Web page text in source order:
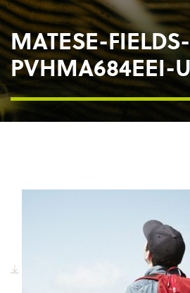
MATESE-FIELDS-
PVHMA684EEI-